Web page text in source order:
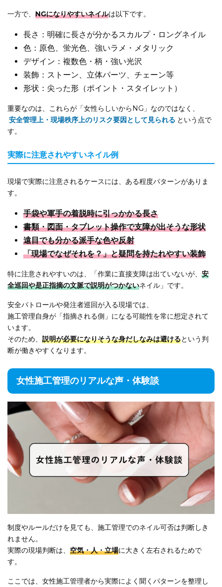
一方で、 NGになりやすいネイルは以下です。
長さ：明確に長さが分かるスカルプ・ロングネイル
色：原色、蛍光色、強いラメ・メタリック
デザイン：複数色・柄・強い光沢
装飾：ストーン、立体パーツ、チェーン等
形状：尖った形（ポイント・スタイレット）
重要なのは、これらが「女性らしいからNG」なのではなく、
安全管理上・現場秩序上のリスク要因として見られる という点で
す。
実際に注意されやすいネイル例
現場で実際に注意されるケースには、ある程度パターンがありま
す。
手袋や軍手の着脱時に引っかかる長さ
書類・図面・タブレット操作で支障が出そうな形状
遠目でも分かる派手な色や反射
「現場でなぜそれを？」と疑問を持たれやすい装飾
特に注意されやすいのは、「作業に直接支障は出ていないが、 安
全巡回や是正指摘の文脈で説明がつかないネイル」です。
安全パトロールや発注者巡回が入る現場では、
施工管理自身が「指摘される側」になる可能性を常に想定されて
います。
そのため、 説明が必要になりそうな身だしなみは避けるという判
断が働きやすくなります。
女性施工管理のリアルな声・体験談
制度やルールだけを見ても、施工管理でのネイル可否は判断しき
れません。
実際の現場判断は、 空気・人・立場に大きく左右されるためで
す。
ここでは、女性施工管理者から実際によく聞くパターンを整理し